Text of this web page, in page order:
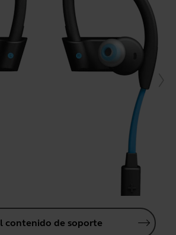
contenido de soporte